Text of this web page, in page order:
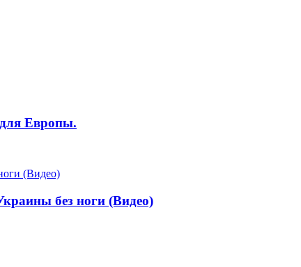
Европы.
без ноги (Видео)